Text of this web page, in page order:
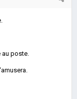
au poste.